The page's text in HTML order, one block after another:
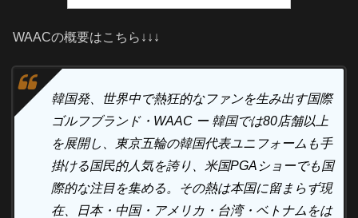
WAACの概要はこちら↓↓↓
韓国発、世界中で熱狂的なファンを生み出す国際
ゴルフブランド・WAAC ー 韓国では80店舗以上
を展開し、東京五輪の韓国代表ユニフォームも手
掛ける国民的人気を誇り、米国PGAショーでも国
際的な注目を集める。その熱は本国に留まらず現
在、日本・中国・アメリカ・台湾・ベトナムをは